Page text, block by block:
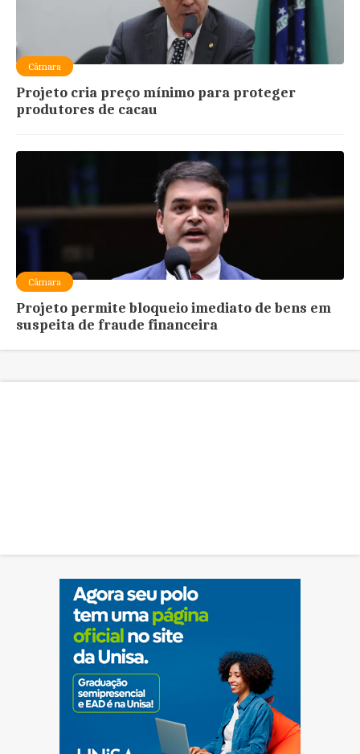
Câmara
Projeto cria preço mínimo para proteger
produtores de cacau
Câmara
Projeto permite bloqueio imediato de bens em
suspeita de fraude financeira